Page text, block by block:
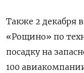
Также 2 декабря
«Рощино» по
посадку на
100